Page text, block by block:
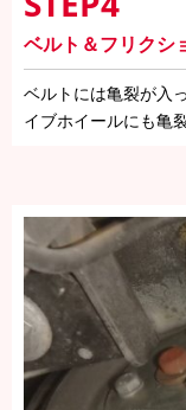
ベルト＆フリクシ
ベルトには亀裂が入
イブホイールにも亀